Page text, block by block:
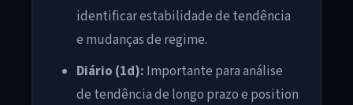
identificar estabilidade de tendência
e mudanças de regime.
Diário (1d): Importante para análise
de tendência de longo prazo e position